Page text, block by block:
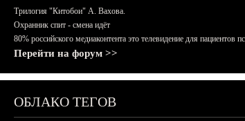
Трилогия "Китобои" А. Вахова.
Охранник спит - смена идёт
80% российского медиаконтента это телевидение для пациентов
Перейти на форум >>
ОБЛАКО ТЕГОВ